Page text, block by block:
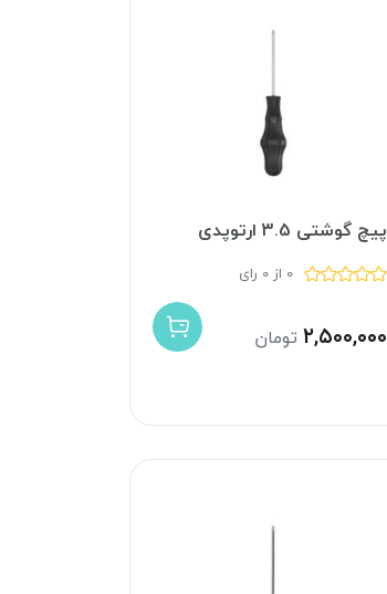
پیچ گوشتی 3.5 ارتوپدی
0 از 0 رای
۲,۵۰۰,۰۰۰ تومان